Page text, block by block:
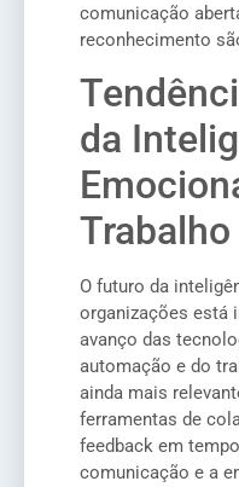
comunicação
reconhecimento
da
Trabalho
O futuro da
organizações está
avanço das
automação e do
ainda mais
ferramentas de
feedback em
comunicação e a